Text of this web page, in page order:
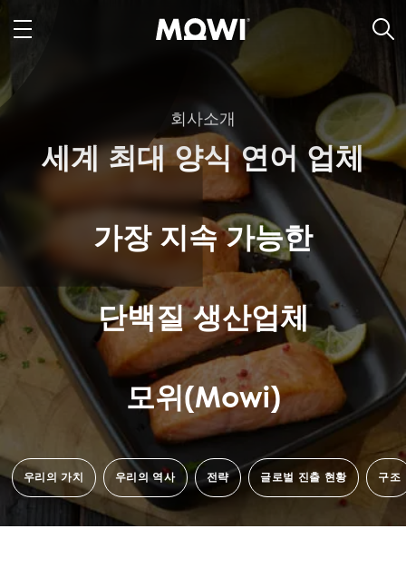
우리의 가치 우리의 역사 전략 글로벌 진출 현황 구조
회사소개
세계 최대 양식 연어 업체
가장 지속 가능한
단백질 생산업체
모위(Mowi)